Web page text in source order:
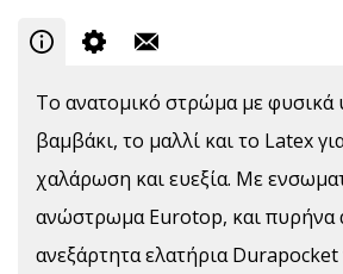
To ανατομικό στρώμα με φυσικά
βαμβάκι, το μαλλί και το Latex
χαλάρωση και ευεξία. Με
ανώστρωμα Eurotop, και πυρήνα
ανεξάρτητα ελατήρια Durapocket